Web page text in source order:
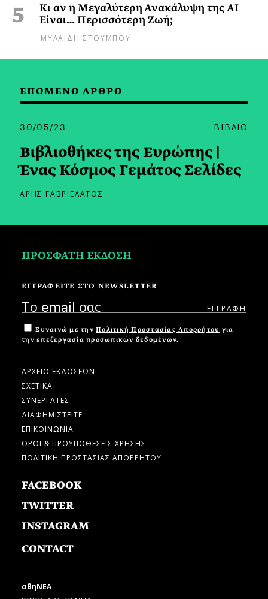
Κι αν η Μεγαλύτερη Ανακάλυψη της AI
Είναι… Περισσότερη Ζωή;
ΜΥΛΑΙΔΗ ΣΤΟΥΜΠΟΥ
ΕΠΟΜΕΝΟ ΑΡΘΡΟ
30/05/23 ΒΙΒΛΙΟ
Βιβλιοθήκες της Ευρώπης |
Ένας Κόσμος Γεμάτος Σελίδες
ΑΡΗΣ ΓΑΒΡΙΕΛΑΤΟΣ
ΠΡΟΣΦΑΤΗ ΕΚΔΟΣΗ
ΕΓΓΡΑΦΕΙΤΕ ΣΤΟ NEWSLETTER
Συναινώ με την Πολιτική Προστασίας Απορρήτου για
την επεξεργασία προσωπικών δεδομένων.
ΑΡΧΕΙΟ ΕΚΔΟΣΕΩΝ
ΣΧΕΤΙΚΑ
ΣΥΝΕΡΓΑΤΕΣ
ΔΙΑΦΗΜΙΣΤΕΙΤΕ
ΕΠΙΚΟΙΝΩΝΙΑ
ΟΡΟΙ & ΠΡΟΫΠΟΘΕΣΕΙΣ ΧΡΗΣΗΣ
ΠΟΛΙΤΙΚΗ ΠΡΟΣΤΑΣΙΑΣ ΑΠΟΡΡΗΤΟΥ
FACEBOOK
TWITTER
INSTAGRAM
CONTACT
αθηΝΕΑ